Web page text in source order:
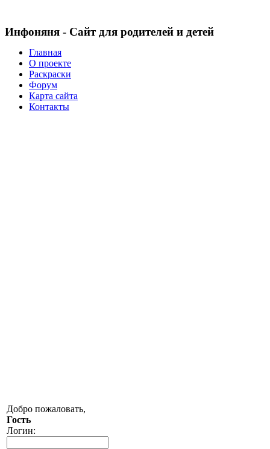
Инфоняня - Сайт для родителей и детей
Главная
О проекте
Раскраски
Форум
Карта сайта
Контакты
Добро пожаловать,
Гость
Логин: